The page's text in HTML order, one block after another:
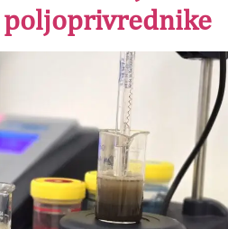
poljoprivrednike